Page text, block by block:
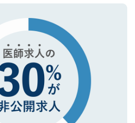
に関してもご安心ください。
ご登録ください。